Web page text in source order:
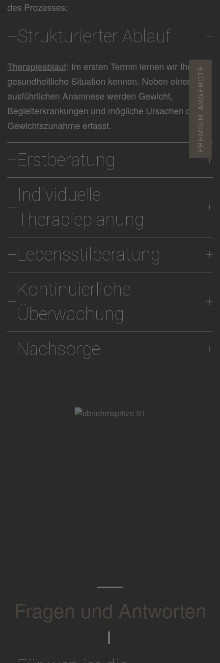
des Prozesses:
Strukturierter Ablauf
Therapieablauf: Im ersten Termin lernen wir Ihre
gesundheitliche Situation kennen. Neben einer
ausführlichen Anamnese werden Gewicht,
Begleiterkrankungen und mögliche Ursachen der
Gewichtszunahme erfasst.
Erstberatung
Individuelle
Therapieplanung
Lebensstilberatung
Kontinuierliche
Überwachung
Nachsorge
Fragen und Antworten
PREMIUM ANGEBOTE